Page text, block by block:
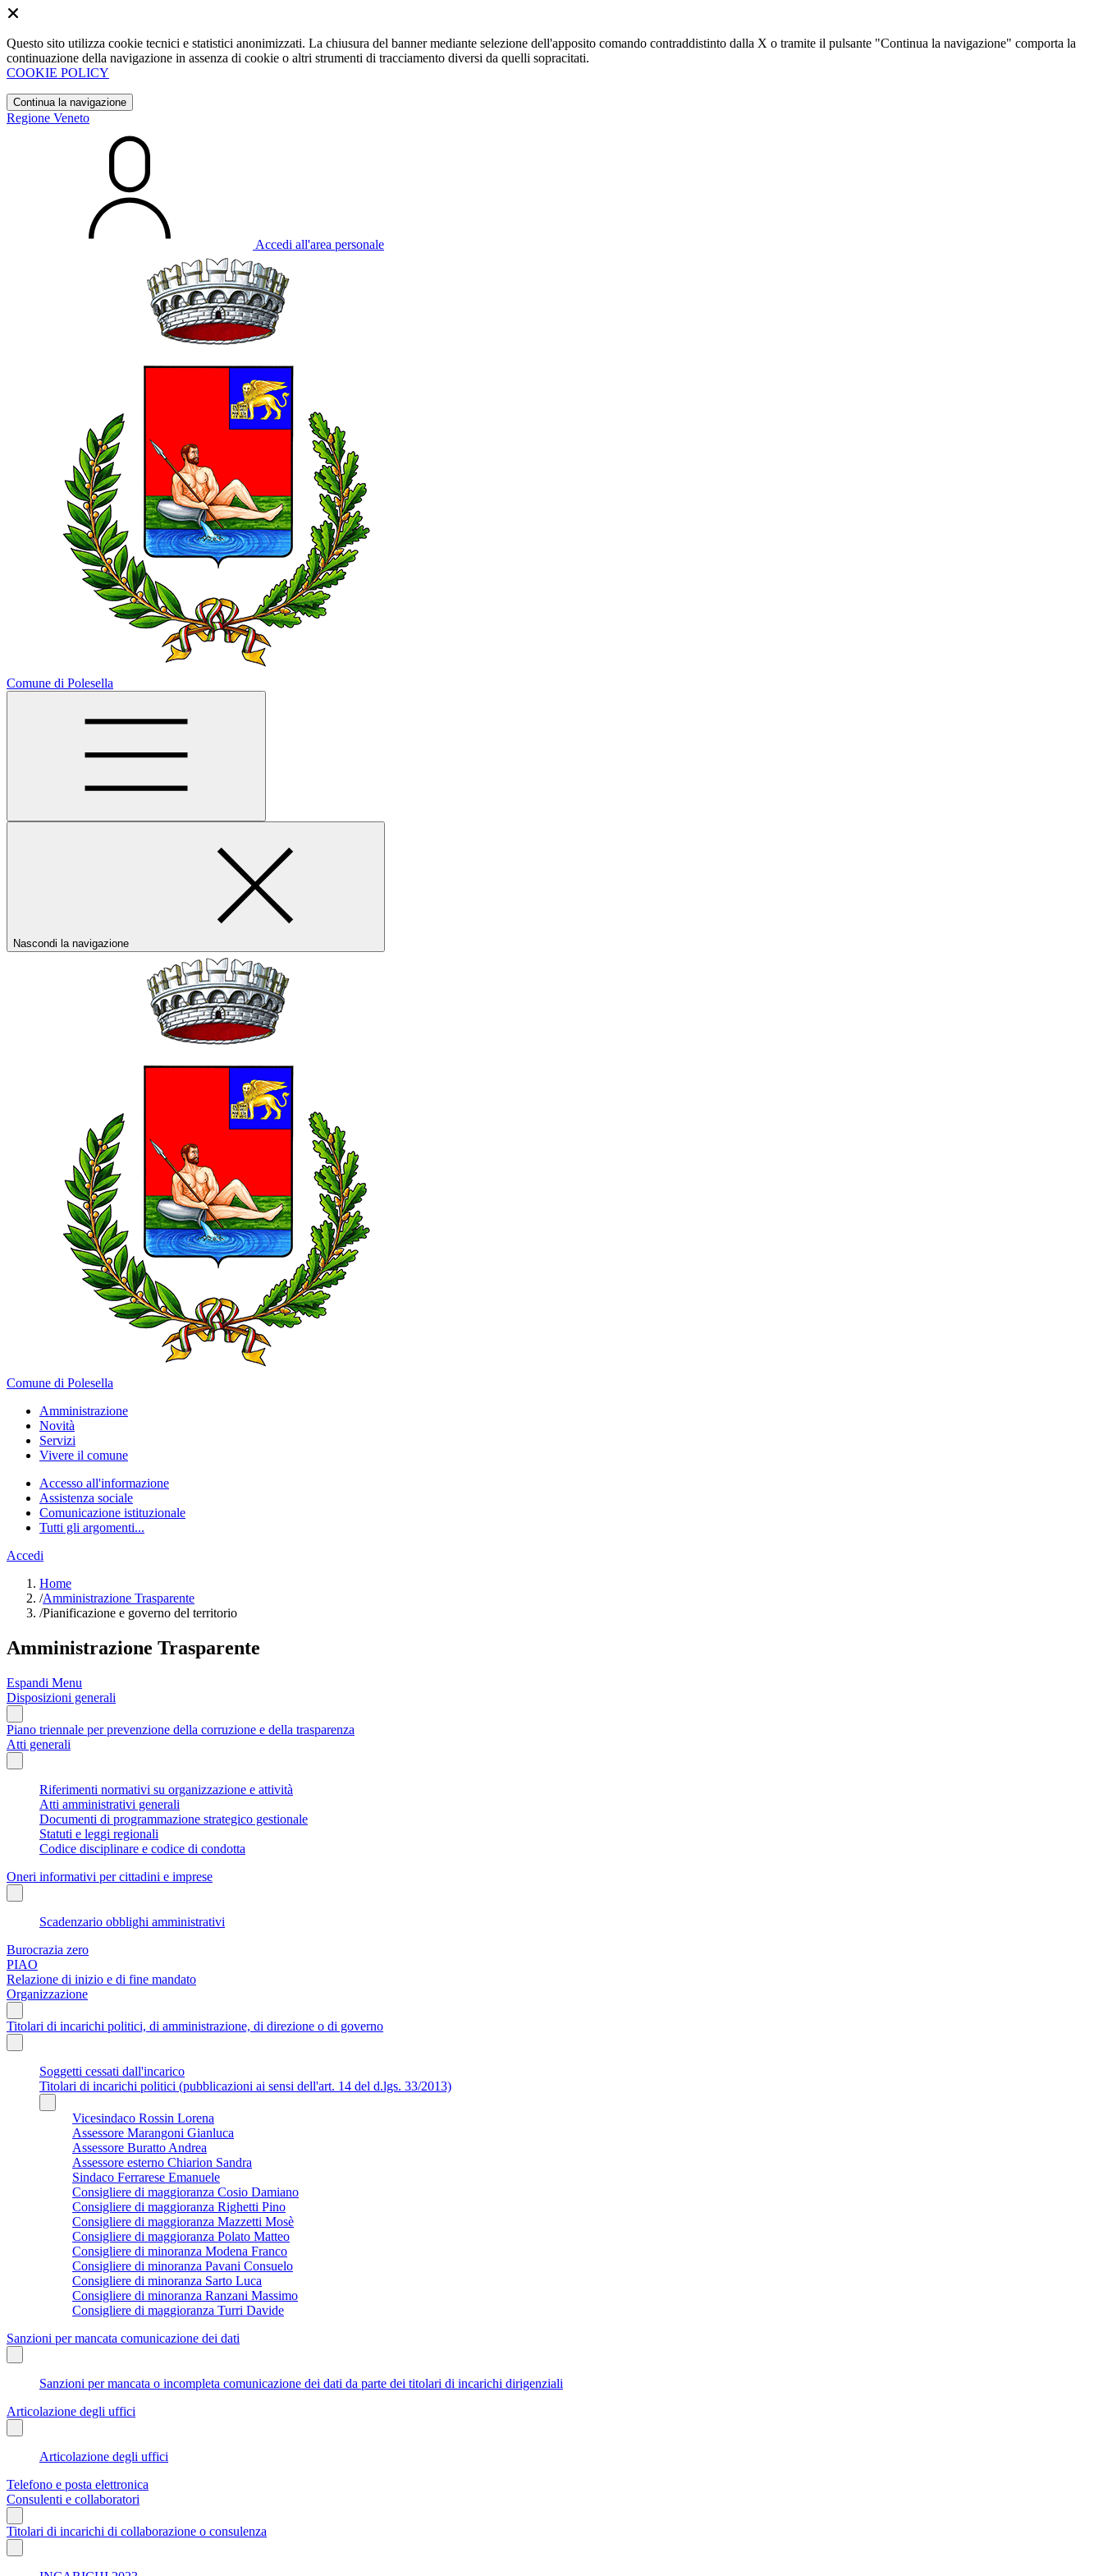
Questo sito utilizza cookie tecnici e statistici anonimizzati. La chiusura del banner mediante selezione dell'apposito comando contraddistinto dalla X o tramite il pulsante "Continua la navigazione" comporta la
continuazione della navigazione in assenza di cookie o altri strumenti di tracciamento diversi da quelli sopracitati.
COOKIE POLICY
Continua la navigazione
Regione Veneto
Accedi all'area personale
Comune di Polesella
Nascondi la navigazione
Comune di Polesella
Amministrazione
Novità
Servizi
Vivere il comune
Accesso all'informazione
Assistenza sociale
Comunicazione istituzionale
Tutti gli argomenti...
Accedi
Home
/Amministrazione Trasparente
/Pianificazione e governo del territorio
Amministrazione Trasparente
Espandi Menu
Disposizioni generali
Piano triennale per prevenzione della corruzione e della trasparenza
Atti generali
Riferimenti normativi su organizzazione e attività
Atti amministrativi generali
Documenti di programmazione strategico gestionale
Statuti e leggi regionali
Codice disciplinare e codice di condotta
Oneri informativi per cittadini e imprese
Scadenzario obblighi amministrativi
Burocrazia zero
PIAO
Relazione di inizio e di fine mandato
Organizzazione
Titolari di incarichi politici, di amministrazione, di direzione o di governo
Soggetti cessati dall'incarico
Titolari di incarichi politici (pubblicazioni ai sensi dell'art. 14 del d.lgs. 33/2013)
Vicesindaco Rossin Lorena
Assessore Marangoni Gianluca
Assessore Buratto Andrea
Assessore esterno Chiarion Sandra
Sindaco Ferrarese Emanuele
Consigliere di maggioranza Cosio Damiano
Consigliere di maggioranza Righetti Pino
Consigliere di maggioranza Mazzetti Mosè
Consigliere di maggioranza Polato Matteo
Consigliere di minoranza Modena Franco
Consigliere di minoranza Pavani Consuelo
Consigliere di minoranza Sarto Luca
Consigliere di minoranza Ranzani Massimo
Consigliere di maggioranza Turri Davide
Sanzioni per mancata comunicazione dei dati
Sanzioni per mancata o incompleta comunicazione dei dati da parte dei titolari di incarichi dirigenziali
Articolazione degli uffici
Articolazione degli uffici
Telefono e posta elettronica
Consulenti e collaboratori
Titolari di incarichi di collaborazione o consulenza